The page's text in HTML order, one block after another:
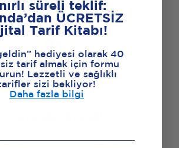
AL
ÜRÜNÜ
süreli teklif:
ÜCRETSİZ
Tarif Kitabı!
hediyesi olarak 40
tarif almak için formu
Lezzetli ve sağlıklı
sizi bekliyor!
Daha fazla bilgi